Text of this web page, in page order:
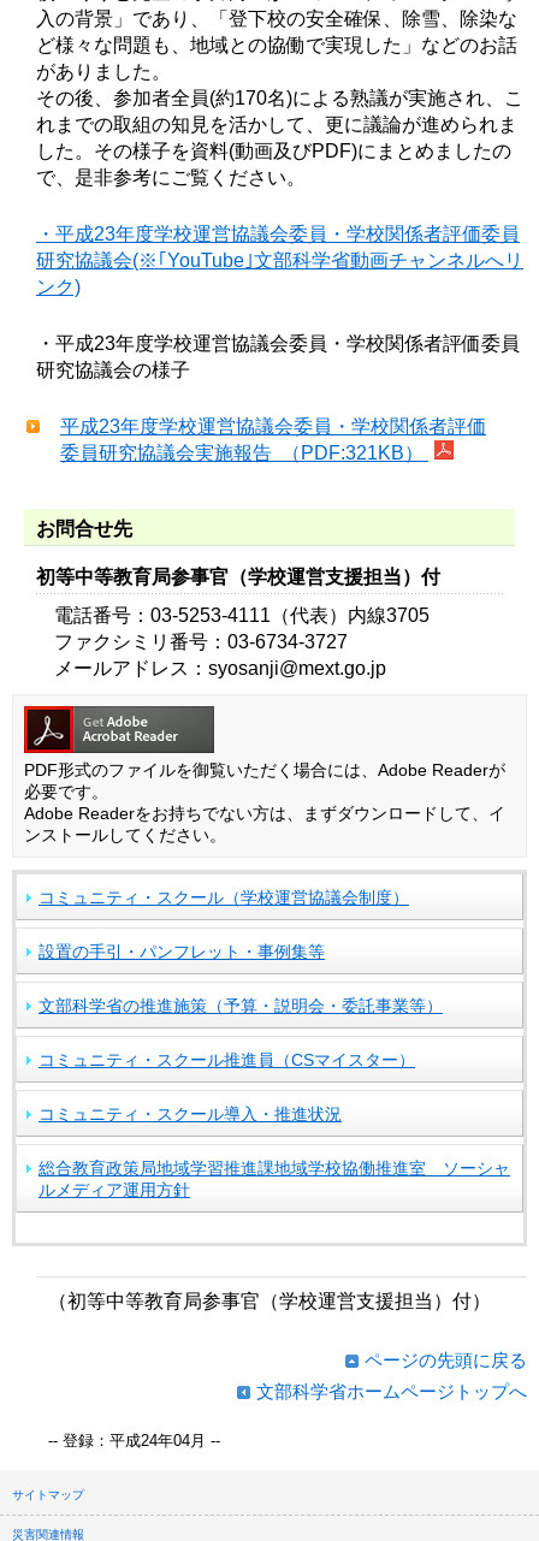
入の背景」であり、「登下校の安全確保、除雪、除染な
ど様々な問題も、地域との協働で実現した」などのお話
がありました。
その後、参加者全員(約170名)による熟議が実施され、こ
れまでの取組の知見を活かして、更に議論が進められま
した。その様子を資料(動画及びPDF)にまとめましたの
で、是非参考にご覧ください。
・平成23年度学校運営協議会委員・学校関係者評価委員
研究協議会(※｢YouTube｣文部科学省動画チャンネルへリ
ンク)
・平成23年度学校運営協議会委員・学校関係者評価委員
研究協議会の様子
平成23年度学校運営協議会委員・学校関係者評価
委員研究協議会実施報告 （PDF:321KB）
お問合せ先
初等中等教育局参事官（学校運営支援担当）付
電話番号：03-5253-4111（代表）内線3705
ファクシミリ番号：03-6734-3727
メールアドレス：syosanji@mext.go.jp
PDF形式のファイルを御覧いただく場合には、Adobe Readerが
必要です。
Adobe Readerをお持ちでない方は、まずダウンロードして、イ
ンストールしてください。
コミュニティ・スクール（学校運営協議会制度）
設置の手引・パンフレット・事例集等
文部科学省の推進施策（予算・説明会・委託事業等）
コミュニティ・スクール推進員（CSマイスター）
コミュニティ・スクール導入・推進状況
総合教育政策局地域学習推進課地域学校協働推進室 ソーシャ
ルメディア運用方針
（初等中等教育局参事官（学校運営支援担当）付）
ページの先頭に戻る
文部科学省ホームページトップへ
-- 登録：平成24年04月 --
サイトマップ
災害関連情報